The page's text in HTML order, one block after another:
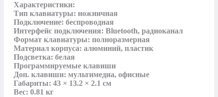
Характеристики:
Тип клавиатуры: ножничная
Подключение: беспроводная
Интерфейс подключения: Bluetooth, радиоканал
Формат клавиатуры: полноразмерная
Материал корпуса: алюминий, пластик
Подсветка: белая
Программируемые клавиши
Доп. клавиши: мультимедиа, офисные
Габариты: 43 × 13.2 × 2.1 см
Вес: 0.81 кг